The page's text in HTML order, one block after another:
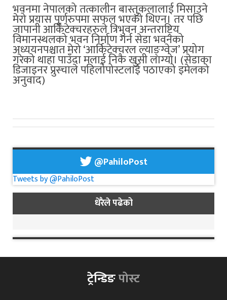
भवनमा नेपालको तत्कालीन बास्तुकलालाई मिसाउने
मेरो प्रयास पूर्णरुपमा सफल भएको थिएन। तर पछि
जापानी आर्किटेक्चरहरुले त्रिभुवन अन्तराष्ट्रिय
विमानस्थलको भवन निर्माण गर्न सेडा भवनको
अध्ययनपश्चात मेरो ‘आर्किटेक्चरल ल्याङ्ग्वेज’ प्रयोग
गरेको थाहा पाउँदा मलाई निकै खुसी लाग्यो। (सेडाका
डिजाइनर प्रुस्चाले पहिलोपोस्टलाई पठाएको इमेलको
अनुवाद)
@PahiloPost
Tweets by @PahiloPost
धेरैले पढेको
ट्रेन्डिङपोस्ट